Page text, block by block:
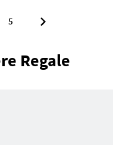
5
Regale